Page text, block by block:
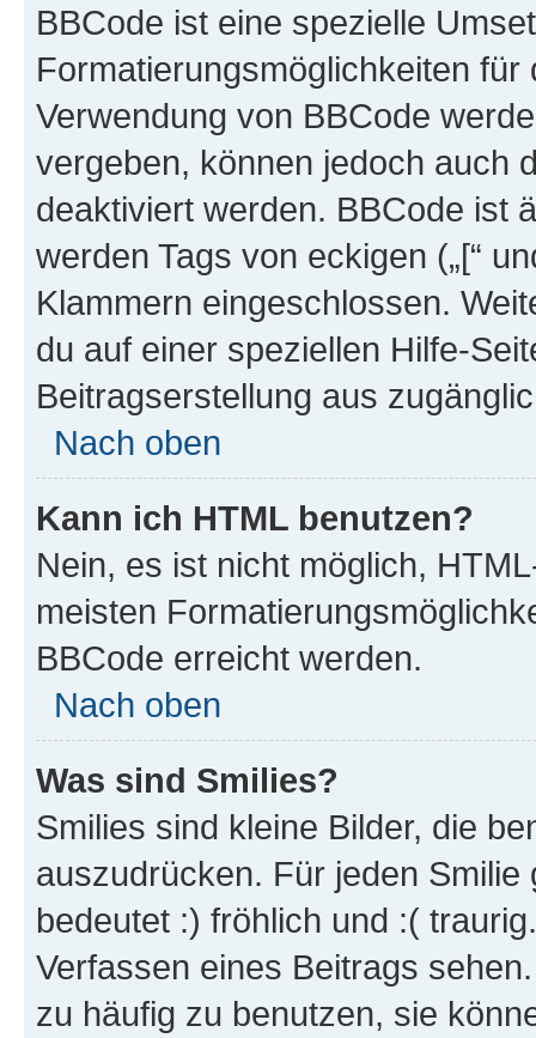
BBCode ist eine spezielle
Formatierungsmöglichkeiten
Verwendung von BBCode
vergeben, können jedoch auch
deaktiviert werden. BBCode ist
werden Tags von eckigen („[“
Klammern eingeschlossen.
du auf einer speziellen Hilfe-
Beitragserstellung aus
Nach oben
Kann ich HTML benutzen?
Nein, es ist nicht möglich,
meisten
BBCode erreicht werden.
Nach oben
Was sind Smilies?
Smilies sind kleine Bilder, die
auszudrücken. Für jeden
bedeutet :) fröhlich und :(
Verfassen eines Beitrags
zu häufig zu benutzen, sie